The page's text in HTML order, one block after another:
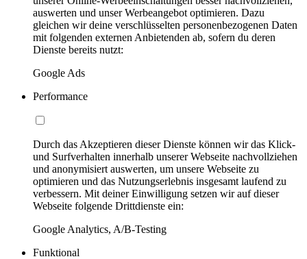
auswerten und unser Werbeangebot optimieren. Dazu
gleichen wir deine verschlüsselten personenbezogenen Daten
mit folgenden externen Anbietenden ab, sofern du deren
Dienste bereits nutzt:
Google Ads
Performance
Durch das Akzeptieren dieser Dienste können wir das Klick-
und Surfverhalten innerhalb unserer Webseite nachvollziehen
und anonymisiert auswerten, um unsere Webseite zu
optimieren und das Nutzungserlebnis insgesamt laufend zu
verbessern. Mit deiner Einwilligung setzen wir auf dieser
Webseite folgende Drittdienste ein:
Google Analytics, A/B-Testing
Funktional